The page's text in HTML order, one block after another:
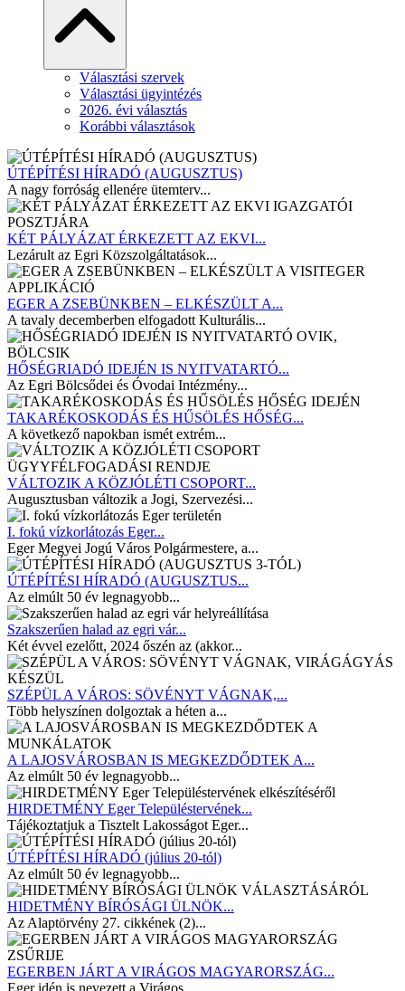
Választási szervek
Választási ügyintézés
2026. évi választás
Korábbi választások
ÚTÉPÍTÉSI HÍRADÓ (AUGUSZTUS)
A nagy forróság ellenére ütemterv...
KÉT PÁLYÁZAT ÉRKEZETT AZ EKVI...
Lezárult az Egri Közszolgáltatások...
EGER A ZSEBÜNKBEN – ELKÉSZÜLT A...
A tavaly decemberben elfogadott Kulturális...
HŐSÉGRIADÓ IDEJÉN IS NYITVATARTÓ...
Az Egri Bölcsődei és Óvodai Intézmény...
TAKARÉKOSKODÁS ÉS HŰSÖLÉS HŐSÉG...
A következő napokban ismét extrém...
VÁLTOZIK A KÖZJÓLÉTI CSOPORT...
Augusztusban változik a Jogi, Szervezési...
I. fokú vízkorlátozás Eger...
Eger Megyei Jogú Város Polgármestere, a...
ÚTÉPÍTÉSI HÍRADÓ (AUGUSZTUS...
Az elmúlt 50 év legnagyobb...
Szakszerűen halad az egri vár...
Két évvel ezelőtt, 2024 őszén az (akkor...
SZÉPÜL A VÁROS: SÖVÉNYT VÁGNAK,...
Több helyszínen dolgoztak a héten a...
A LAJOSVÁROSBAN IS MEGKEZDŐDTEK A...
Az elmúlt 50 év legnagyobb...
HIRDETMÉNY Eger Településtervének...
Tájékoztatjuk a Tisztelt Lakosságot Eger...
ÚTÉPÍTÉSI HÍRADÓ (július 20-tól)
Az elmúlt 50 év legnagyobb...
HIDETMÉNY BÍRÓSÁGI ÜLNÖK...
Az Alaptörvény 27. cikkének (2)...
EGERBEN JÁRT A VIRÁGOS MAGYARORSZÁG...
Eger idén is nevezett a Virágos...